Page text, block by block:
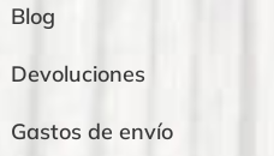
Blog
Devoluciones
Gastos de envío